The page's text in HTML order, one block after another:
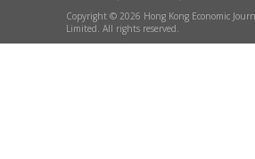
Copyright © 2026 Hong Kong Economic
Limited. All rights reserved.